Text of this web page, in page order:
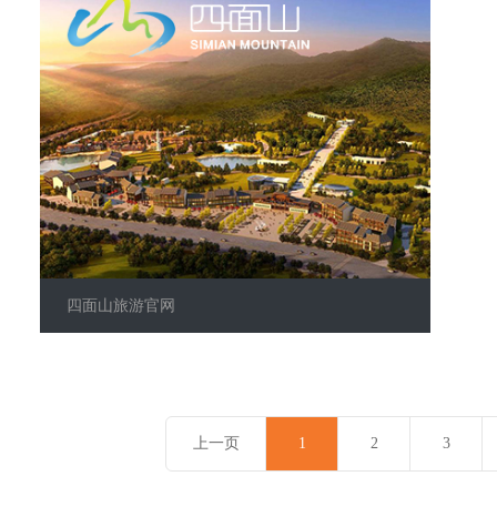
四面山旅游官网
上一页 1 2 3